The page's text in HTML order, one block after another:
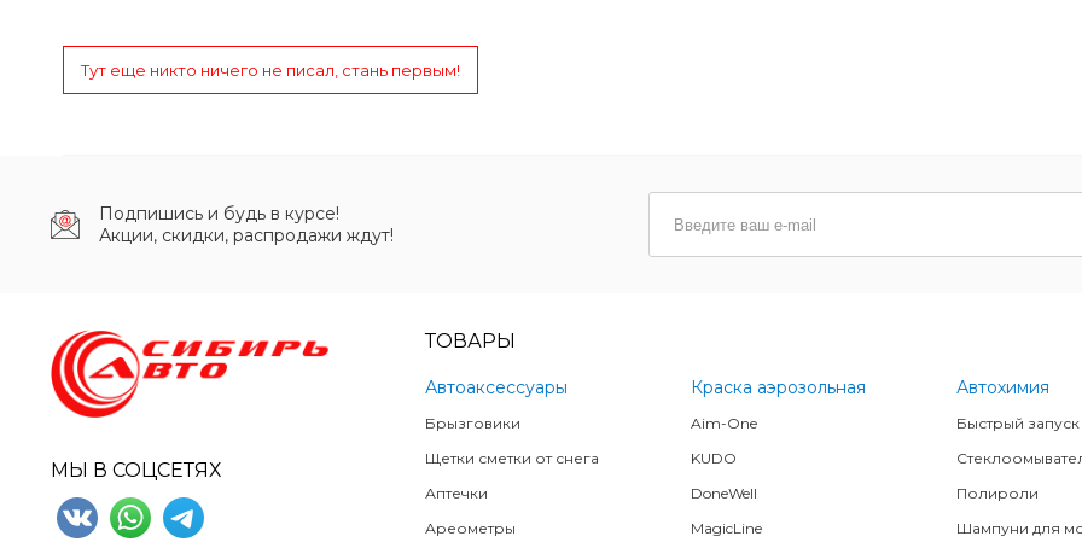
Тут еще никто ничего не писал, стань первым!
Подпишись и будь в курсе!
Акции, скидки, распродажи ждут!
МЫ В СОЦСЕТЯХ
ТОВАРЫ
Автоаксессуары
Брызговики
Щетки сметки от снега
Аптечки
Ареометры
Краска аэрозольная
Aim-One
KUDO
DoneWell
MagicLine
Автохимия
Быстрый запуск
Полироли
Шампуни для